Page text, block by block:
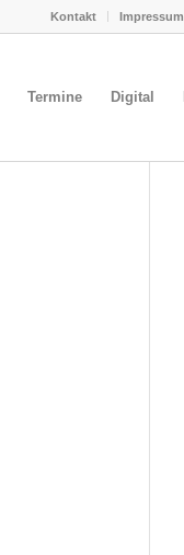
Kontakt Impressum
Termine Digital